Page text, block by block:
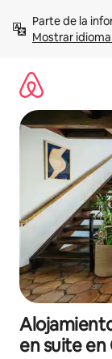
contenidoMostrar
en suite